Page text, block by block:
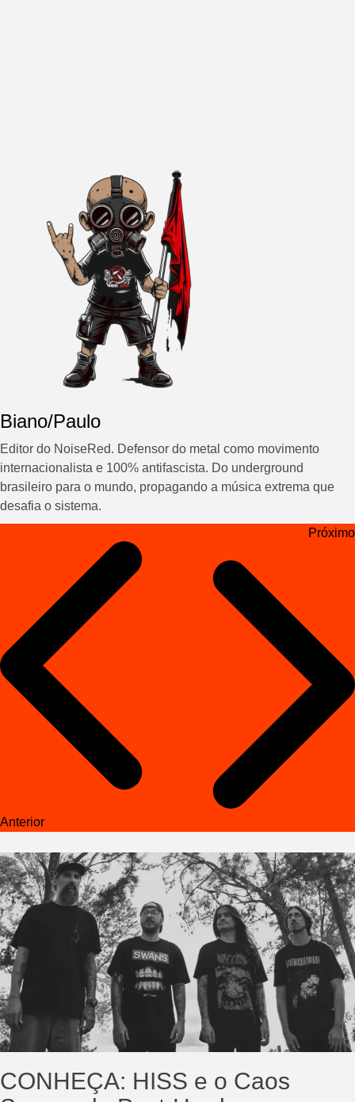
Biano/Paulo
Editor do NoiseRed. Defensor do metal como movimento
internacionalista e 100% antifascista. Do underground
brasileiro para o mundo, propagando a música extrema que
desafia o sistema.
Navegação
Anterior
Próximo
CONHEÇA: HISS e o Caos